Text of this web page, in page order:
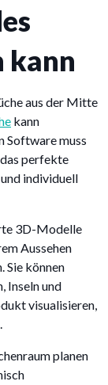
kann
aus der Mitte
kann
Software muss
perfekte
individuell
3D-Modelle
Aussehen
Sie können
Inseln und
visualisieren,
planen